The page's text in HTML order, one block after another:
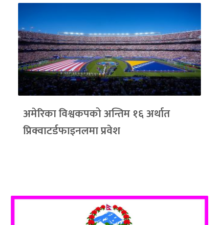
अमेरिका विश्वकपको अन्तिम १६ अर्थात
प्रिक्वाटर्डफाइनलमा प्रवेश